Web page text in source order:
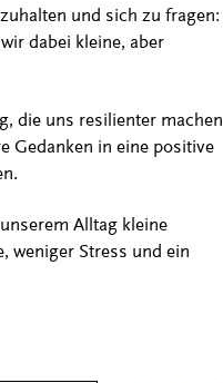
und sich zu fragen:
dabei kleine, aber
die uns resilienter machen
Gedanken in eine positive
Alltag kleine
weniger Stress und ein